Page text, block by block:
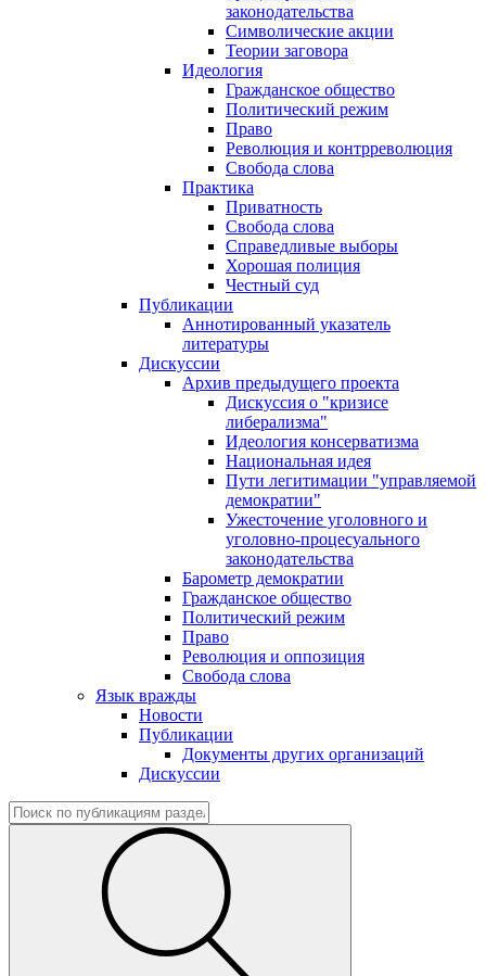
законодательства
Символические акции
Теории заговора
Идеология
Гражданское общество
Политический режим
Право
Революция и контрреволюция
Свобода слова
Практика
Приватность
Свобода слова
Справедливые выборы
Хорошая полиция
Честный суд
Публикации
Аннотированный указатель
литературы
Дискуссии
Архив предыдущего проекта
Дискуссия о "кризисе
либерализма"
Идеология консерватизма
Национальная идея
Пути легитимации "управляемой
демократии"
Ужесточение уголовного и
уголовно-процесуального
законодательства
Барометр демократии
Гражданское общество
Политический режим
Право
Революция и оппозиция
Свобода слова
Язык вражды
Новости
Публикации
Документы других организаций
Дискуссии